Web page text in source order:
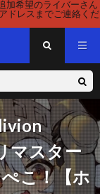
加希望のライバーさん
ドレスまでご連絡くだ
マスター
こ！【ホ